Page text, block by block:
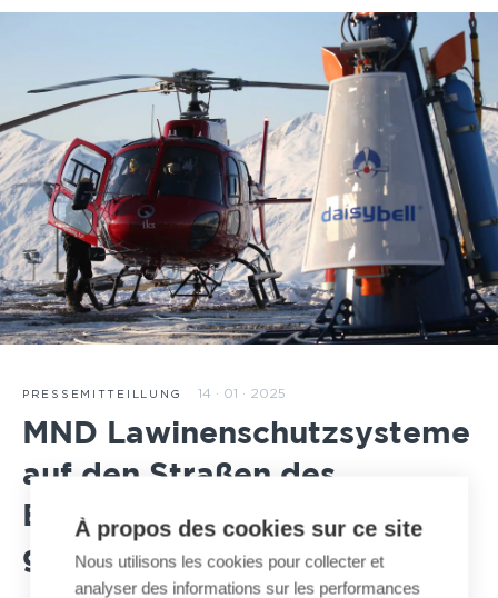
PRESSEMITTEILLUNG 14 · 01 · 2025
MND Lawinenschutzsysteme
auf den Straßen des
Bundesstaates Kalifornien
getestet
À propos des cookies sur ce site
Nous utilisons les cookies pour collecter et
analyser des informations sur les performances